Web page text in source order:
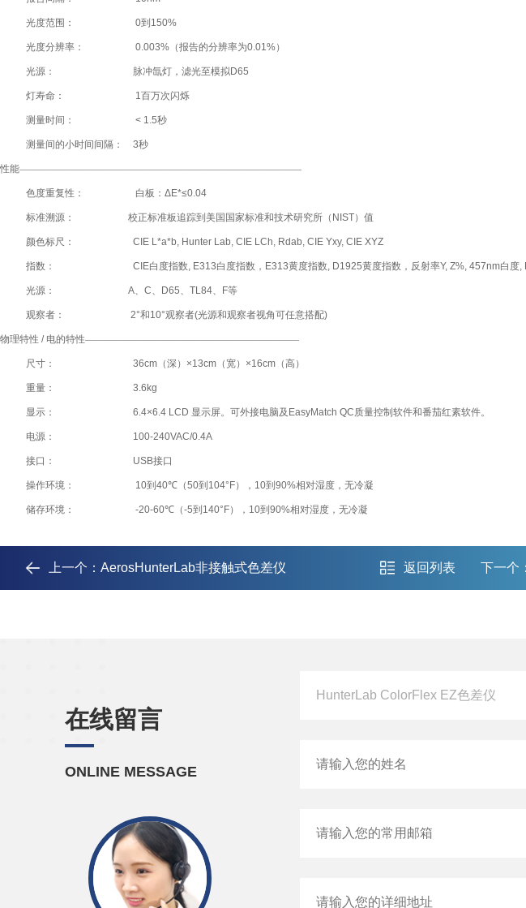
光度范围： 0到 150%
光度分辨率： 0.003% （报告的分辨率为0.01%）
光源： 脉冲氙灯，滤光至模拟D65
灯寿命： 1百万次闪烁
测量时间： < 1.5秒
测量间的小时间间隔： 3秒
性能—————————————————————————————
色度重复性： 白板： ΔE*≤0.04
标准溯源： 校正标准板追踪到美国国家标准和技术研究所（ NIST）值
颜色标尺： CIE L*a*b, Hunter Lab, CIE LCh, Rdab, CIE Yxy, CIE XYZ
指数： CIE白度指数, E313白度指数， E313黄度指数, D1925黄度指数，反射率Y, Z%, 457nm白度,
光源： A、 C、 D65、 TL84、 F等
观察者： 2°和10°观察者(光源和观察者视角可任意搭配)
物理特性 / 电的特性——————————————————————
尺寸： 36cm（深） ×13cm（宽） ×16cm（高）
重量： 3.6kg
显示： 6.4×6.4 LCD 显示屏。可外接电脑及 EasyMatch QC质量控制软件和番茄红素软件。
电源： 100-240VAC/0.4A
接口： USB接口
操作环境： 10到 40℃（50到 104°F）， 10到 90%相对湿度，无冷凝
储存环境： -20-60℃（-5到 140°F）， 10到 90%相对湿度，无冷凝
上一个： AerosHunterLab非接触式色差仪 返回列表 下一个
在线留言
ONLINE MESSAGE